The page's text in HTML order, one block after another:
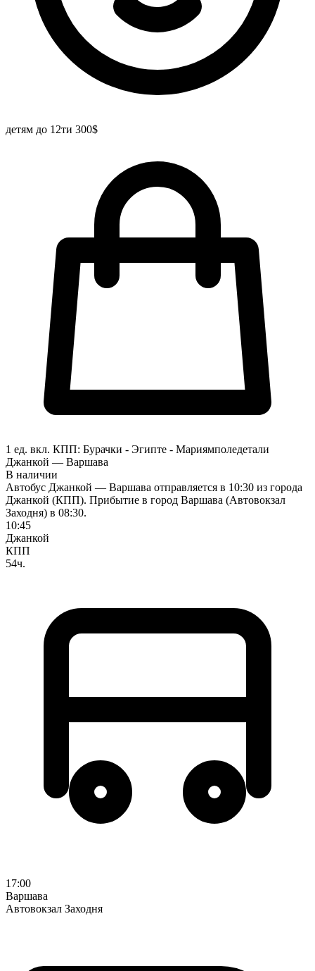
детям до 12ти 300$
1 ед. вкл. КПП: Бурачки - Эгипте - Мариямполедетали
Джанкой — Варшава
В наличии
Автобус Джанкой — Варшава отправляется в 10:30 из города
Джанкой (КПП). Прибытие в город Варшава (Автовокзал
Заходня) в 08:30.
10:45
Джанкой
КПП
54ч.
17:00
Варшава
Автовокзал Заходня